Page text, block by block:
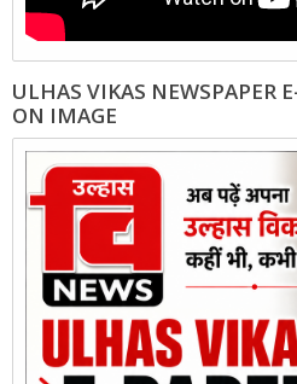
ULHAS VIKAS NEWSPAPER
ON IMAGE